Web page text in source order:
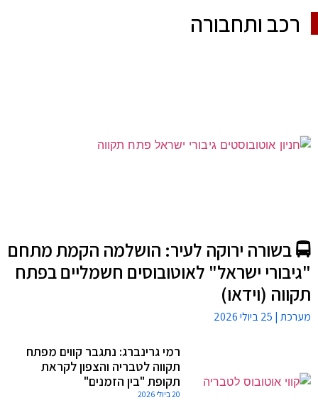
רכב ותחבורה
🚍 בשורה ירוקה לעיר: הושלמה הקמת מתחם
"גיבורי ישראל" לאוטובוסים חשמליים בפתח
תקווה (וידאו)
מערכת
רמי גרינברג: נתגבר קווים מפתח
תקווה לטבריה והצפון לקראת
תקופת "בין הזמנים"
20 ביולי 2026